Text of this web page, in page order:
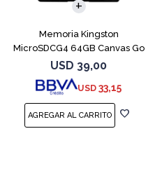
Memoria Kingston
MicroSDCG4 64GB Canvas Go
Plus V30
USD 39,00
USD 33,15